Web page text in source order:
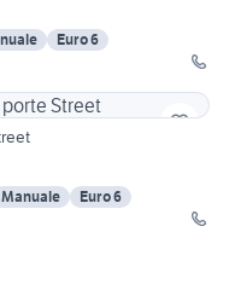
Euro 6
Manuale
Euro 6